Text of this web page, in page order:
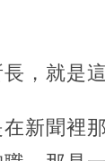
，就是
在新聞裡